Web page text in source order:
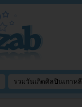
รวมวันเกิดศิลปินเกาหลี